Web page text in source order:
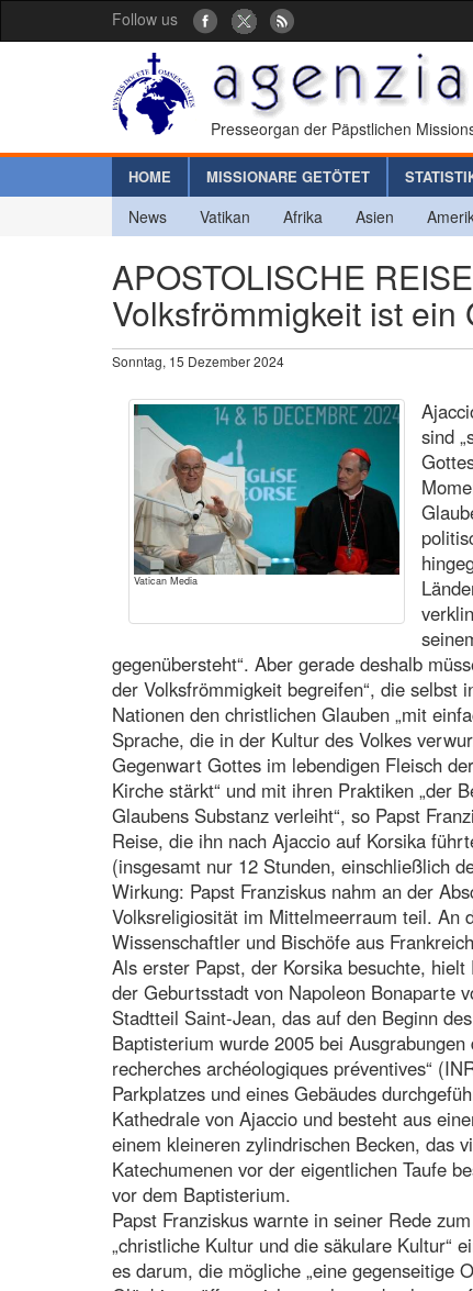
Follow us
Presseorgan der Päpstlichen
HOME MISSIONARE GETÖTET
News Vatikan Afrika Asien
APOSTOLISCHE
Volksfrömmigkeit ist ein
Sonntag, 15 Dezember 2024
Vatican Media
sind
gegenübersteht“. Aber gerade deshalb
der Volksfrömmigkeit begreifen“, die selbst
Nationen den christlichen Glauben „mit
Sprache, die in der Kultur des Volkes
Gegenwart Gottes im lebendigen Fleisch
Kirche stärkt“ und mit ihren Praktiken „der
Glaubens Substanz verleiht“, so Papst
Reise, die ihn nach Ajaccio auf Korsika
(insgesamt nur 12 Stunden, einschließlich
Wirkung: Papst Franziskus nahm an der
Volksreligiosität im Mittelmeerraum teil. An
Wissenschaftler und Bischöfe aus
Als erster Papst, der Korsika besuchte,
der Geburtsstadt von Napoleon Bonaparte
Stadtteil Saint-Jean, das auf den Beginn
Baptisterium wurde 2005 bei
recherches archéologiques préventives“
Parkplatzes und eines Gebäudes
Kathedrale von Ajaccio und besteht aus
einem kleineren zylindrischen Becken, das
Katechumenen vor der eigentlichen Taufe
vor dem Baptisterium.
Papst Franziskus warnte in seiner Rede
„christliche Kultur und die säkulare Kultur“
es darum, die mögliche „eine gegenseitige